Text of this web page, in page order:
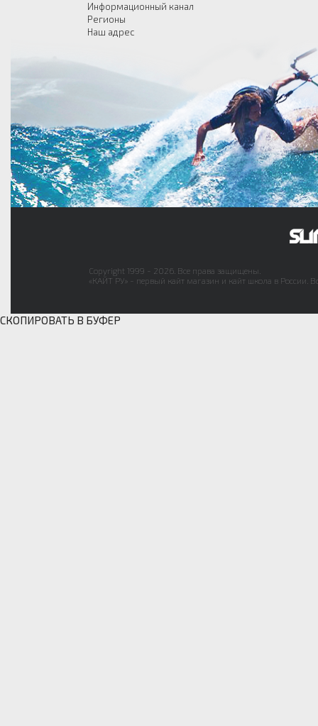
Информационный канал
Регионы
Наш адрес
Copyright 1999 - 2026. Все права защищены.
«КАЙТ РУ» - первый кайт магазин и кайт школа в России.
СКОПИРОВАТЬ В БУФЕР